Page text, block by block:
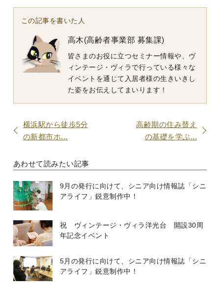
この記事を書いた人
高木(高齢者事業部 募集課)
皆さまのお役に立つセミナー情報や、ヴ
ィンテージ・ヴィラで行っている様々な
イベントを通じて入居者様の生きいきし
た姿をお伝えしてまいります！
横浜駅から徒歩5分
の新都市ホ...
高齢期の住み替え
の基礎を学ぶ...
あわせて読みたい記事
9月の発行に向けて、シニア向け情報誌「シニ
アライフ」鋭意制作中！
祝 ヴィンテージ・ヴィラ洋光台 開設30周
年記念イベント
5月の発行に向けて、シニア向け情報誌「シニ
アライフ」鋭意制作中！